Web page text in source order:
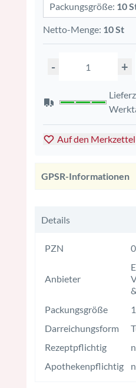
Packungsgröße: 10
Netto-Menge: 10 St
- +
Auf den Merkzettel
GPSR-Informationen
Details
PZN
Anbieter
Packungsgröße
Darreichungsform
Rezeptpflichtig
Apothekenpflichtig